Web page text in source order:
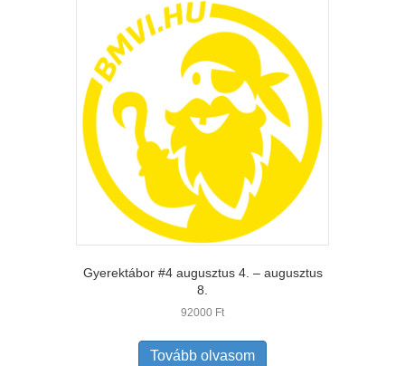
Gyerektábor #4 augusztus 4. – augusztus
8.
92000 Ft
Tovább olvasom